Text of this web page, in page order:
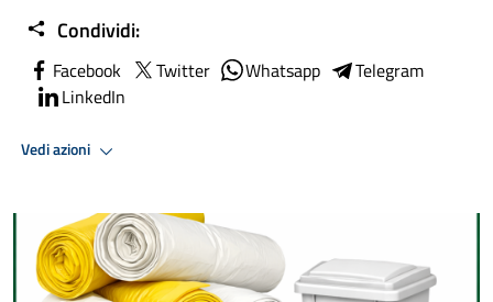
Condividi:
Facebook Twitter Whatsapp
Telegram
LinkedIn
Vedi azioni